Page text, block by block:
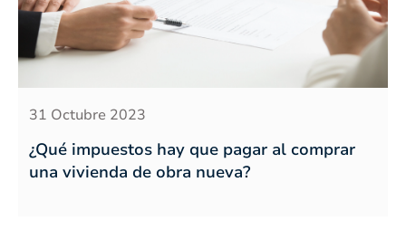
31 Octubre 2023
¿Qué impuestos hay que pagar al comprar
una vivienda de obra nueva?